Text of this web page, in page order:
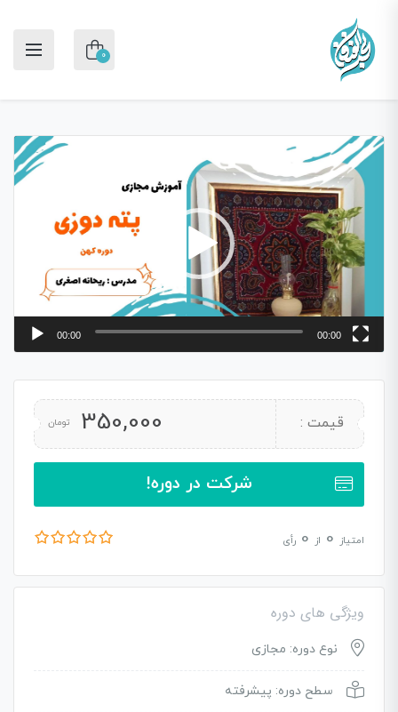
0
نمایشگر
ویدیو
00:00 00:00
قیمت : 350,000 تومان
شرکت در دوره!
امتیاز 0 از 0 رأی
ویژگی های دوره
نوع دوره: مجازی
سطح دوره: پیشرفته